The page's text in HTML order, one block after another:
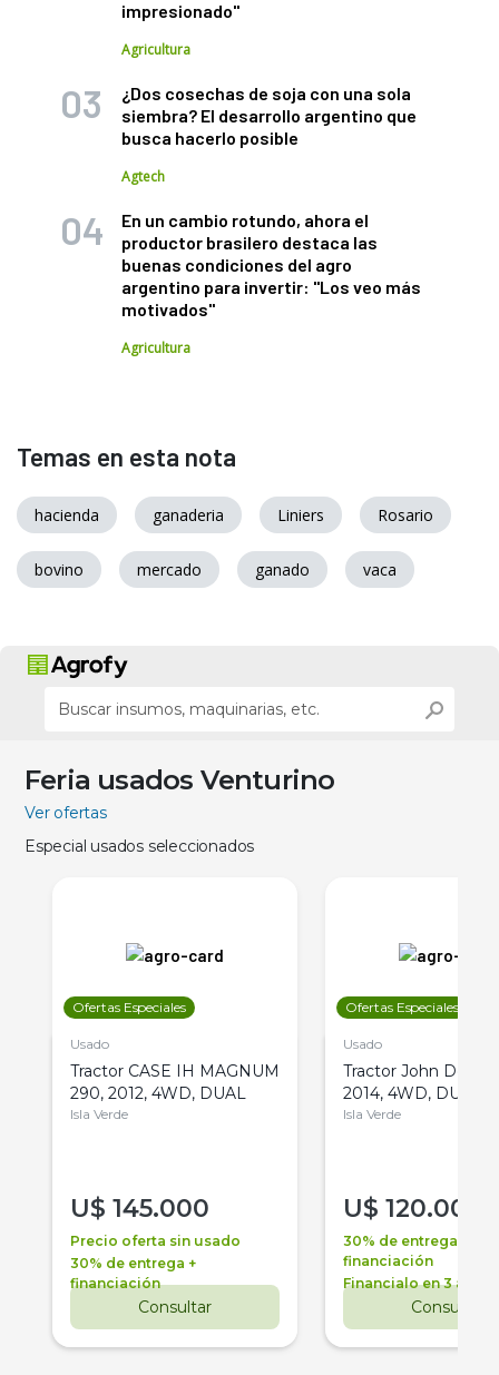
impresionado"
Agricultura
¿Dos cosechas de soja con una sola
siembra? El desarrollo argentino que
busca hacerlo posible
Agtech
En un cambio rotundo, ahora el
productor brasilero destaca las
buenas condiciones del agro
argentino para invertir: "Los veo más
motivados"
Agricultura
Temas en esta nota
hacienda ganaderia Liniers Rosario
bovino mercado ganado vaca
Feria usados Venturino
Ver ofertas
Especial usados seleccionados
Ofertas Especiales
Usado
Tractor CASE IH MAGNUM
290, 2012, 4WD, DUAL
Isla Verde
U$ 145.000
Precio oferta sin usado
30% de entrega +
financiación
Consultar
Ofertas Especiales
Usado
Tractor John Deere
2014, 4WD, DUAL
Isla Verde
U$ 120.000
30% de entrega +
financiación
Financialo en 3 años
Consultar